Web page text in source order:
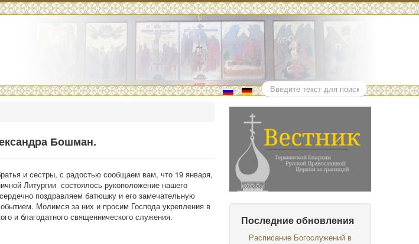
Поиск
Бошман.
и сестры, с радостью сообщаем вам, что 19 января,
Литургии состоялось рукоположение нашего
поздравляем батюшку и его замечательную
Молимся за них и просим Господа укрепления в
и благодатного священнического служения.
Последние обновления
Расписание Богослужений в